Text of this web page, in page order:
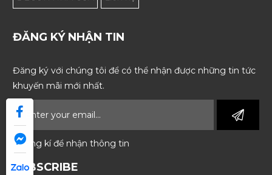
ĐĂNG KÝ NHẬN TIN
Đăng ký với chúng tôi để có thể nhận được những tin tức
khuyến mãi mới nhất.
* Đăng kí để nhận thông tin
SUBSCRIBE